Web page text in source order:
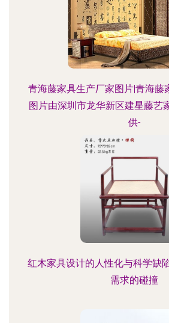
青海藤家具生产厂家图片|青海藤
图片由深圳市龙华新区建星藤艺
供-
红木家具设计的人性化与科学缺
需求的碰撞